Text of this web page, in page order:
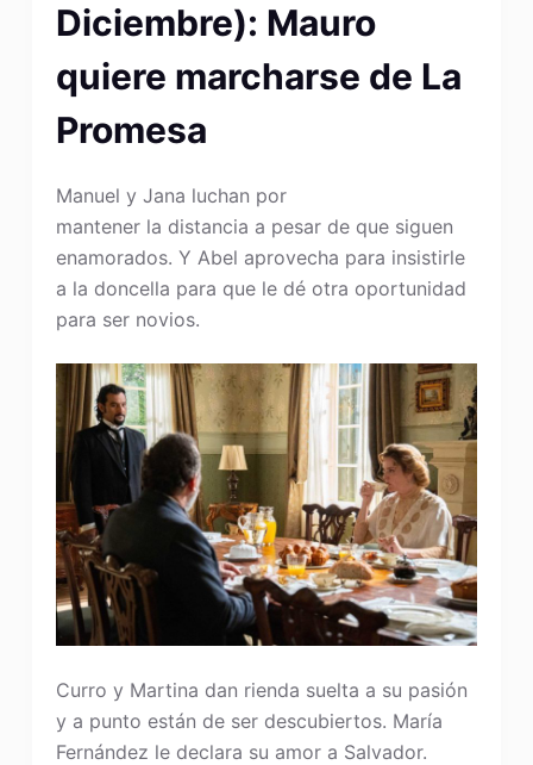
Diciembre): Mauro
quiere marcharse de La
Promesa
Manuel y Jana luchan por
mantener la distancia a pesar de que siguen
enamorados. Y Abel aprovecha para insistirle
a la doncella para que le dé otra oportunidad
para ser novios.
Curro y Martina dan rienda suelta a su pasión
y a punto están de ser descubiertos. María
Fernández le declara su amor a Salvador.